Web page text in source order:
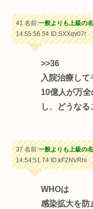
41 名前:一般よりも上級の
14:55:56.54ID:SXXqv07r
>>36
入院治療し
10億人が万
し、どうなる
37 名前:一般よりも上級の
14:54:51.74ID:kF2NVRhi
WHOは
感染拡大を防